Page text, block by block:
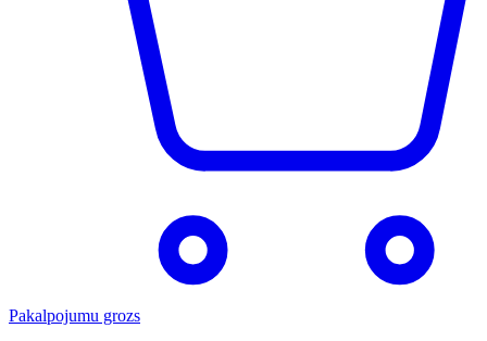
Pakalpojumu grozs